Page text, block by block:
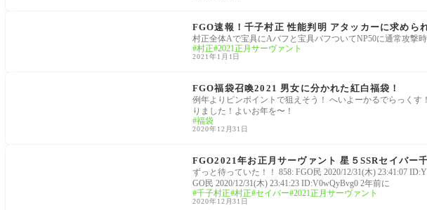
FGO速報！千子村正 性能判明 アタッカーに求めら
村正全体Aで宝具にAバフと宝具バフついてNP50に通常攻撃時
村正 2021正月サーヴァント
2021年1月1日
FGO福袋召喚2021 男女に分かれた紅白福袋！
例年よりピンポイントで狙えそう！ へいよーかるでらっく
りました！よいお年を〜！
福袋
2020年12月31日
FGO2021年お正月サーヴァント 星５SSRセイバー
ずっと待っていた！！ 858: FGO民 2020/12/31(木) 23:41:07
GO民 2020/12/31(木) 23:41:23 ID:V0wQyBvg0 2年前に
千子村正 村正 セイバー 2021正月サーヴァント
2020年12月31日